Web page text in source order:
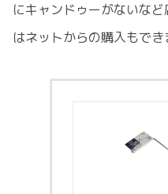
にキャンドゥーがないな
はネットからの購入もでき